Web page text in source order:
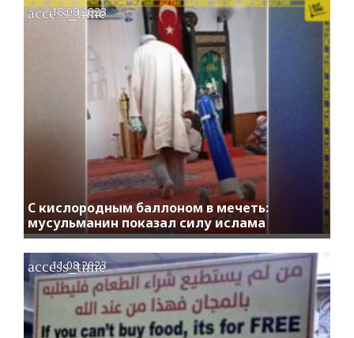
С кислородным баллоном в мечеть:
мусульманин показал силу ислама
access_time
18.08.2023
access_time
11.08.2023